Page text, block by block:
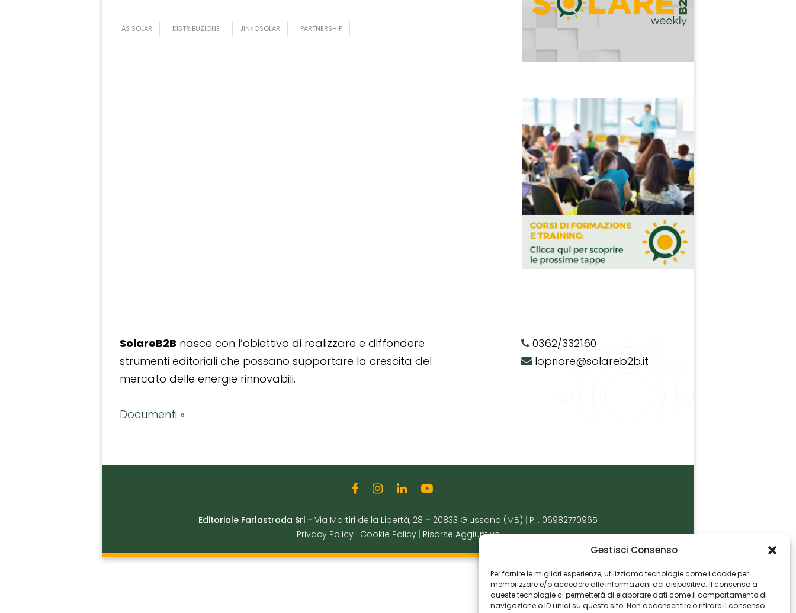
Gestisci Consenso
Per fornire le migliori esperienze, utilizziamo tecnologie come i cookie per
memorizzare e/o accedere alle informazioni del dispositivo. Il consenso a
queste tecnologie ci permetterà di elaborare dati come il comportamento di
navigazione o ID unici su questo sito. Non acconsentire o ritirare il consenso
AS SOLAR DISTRIBUZIONE JINKOSOLAR PARTNERSHIP
SolareB2B nasce con l’obiettivo di realizzare e diffondere
strumenti editoriali che possano supportare la crescita del
mercato delle energie rinnovabili.
Documenti »
0362/332160
lopriore@solareb2b.it
Editoriale Farlastrada Srl - Via Martiri della Libertà, 28 – 20833 Giussano (MB)
P.I. 06982770965
Privacy Policy
Cookie Policy Risorse Aggiuntive